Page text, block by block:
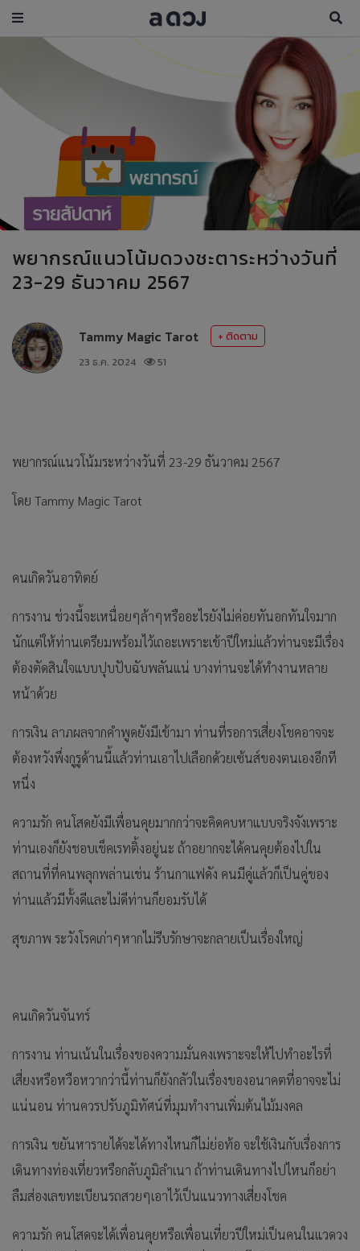
พยากรณ์แนวโน้มดวงชะตาระหว่างวันที่
23-29 ธันวาคม 2567
Tammy Magic Tarot
+ ติดตาม
23 ธ.ค. 2024
51
พยากรณ์แนวโน้มระหว่างวันที่ 23-29 ธันวาคม 2567
โดย Tammy Magic Tarot
คนเกิดวันอาทิตย์
การงาน ช่วงนี้จะเหนื่อยๆล้าๆหรืออะไรยังไม่ค่อยทันอกทันใจมาก
นักแต่ให้ท่านเตรียมพร้อมไว้เถอะเพราะเข้าปีใหม่แล้วท่านจะมีเรื่อง
ต้องตัดสินใจแบบปุบปับฉับพลันแน่ บางท่านจะได้ทำงานหลาย
หน้าด้วย
การเงิน ลาภผลจากคำพูดยังมีเข้ามา ท่านที่รอการเสี่ยงโชคอาจจะ
ต้องหวังพึ่งกูรูด้านนี้แล้วท่านเอาไปเลือกด้วยเซ้นส์ของตนเองอีกที
หนึ่ง
ความรัก คนโสดยังมีเพื่อนคุยมากกว่าจะคิดคบหาแบบจริงจังเพราะ
ท่านเองก็ยังชอบเช็คเรทติ้งอยู่นะ ถ้าอยากจะได้คนคุยต้องไปใน
สถานที่ที่คนพลุกพล่านเช่น ร้านกาแฟดัง คนมีคู่แล้วก็เป็นคู่ของ
ท่านแล้วมีทั้งดีและไม่ดีท่านก็ยอมรับได้
สุขภาพ ระวังโรคเก่าๆหากไม่รีบรักษาจะกลายเป็นเรื่องใหญ่
คนเกิดวันจันทร์
การงาน ท่านเน้นในเรื่องของความมั่นคงเพราะจะให้ไปทำอะไรที่
เสี่ยงหรือหวือหวากว่านี้ท่านก็ยังกลัวในเรื่องของอนาคตที่อาจจะไม่
แน่นอน ท่านควรปรับภูมิทัศน์ที่มุมทำงานเพิ่มต้นไม้มงคล
การเงิน ขยันหารายได้จะได้ทางไหนก็ไม่ย่อท้อ จะใช้เงินกับเรื่องการ
เดินทางท่องเที่ยวหรือกลับภูมิลำเนา ถ้าท่านเดินทางไปไหนก็อย่า
ลืมส่องเลขทะเบียนรถสวยๆเอาไว้เป็นแนวทางเสี่ยงโชค
ความรัก คนโสดจะได้เพื่อนคุยหรือเพื่อนเที่ยวปีใหม่เป็นคนในแวดวง